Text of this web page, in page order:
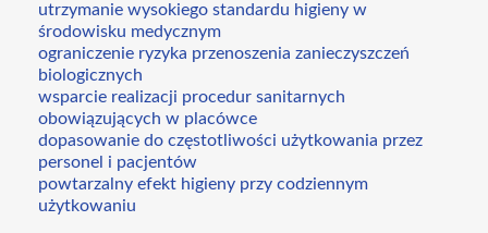
utrzymanie wysokiego standardu higieny w
środowisku medycznym
ograniczenie ryzyka przenoszenia zanieczyszczeń
biologicznych
wsparcie realizacji procedur sanitarnych
obowiązujących w placówce
dopasowanie do częstotliwości użytkowania przez
personel i pacjentów
powtarzalny efekt higieny przy codziennym
użytkowaniu